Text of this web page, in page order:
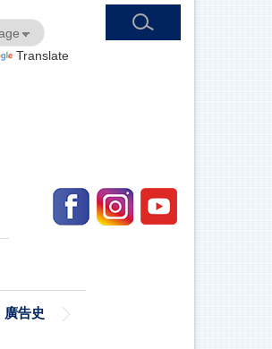
Translate
廣告史